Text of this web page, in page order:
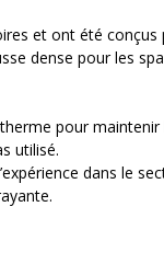
et ont été
dense pour les
pour
utilisé.
dans le